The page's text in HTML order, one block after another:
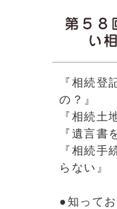
第５
い
『相続登
の？』
『相続土
『遺言書
『相続手
らない』
●知って